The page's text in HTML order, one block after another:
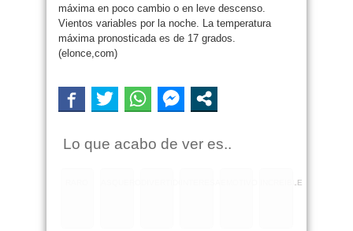
máxima en poco cambio o en leve descenso.
Vientos variables por la noche. La temperatura
máxima pronosticada es de 17 grados.
(elonce,com)
Lo que acabo de ver es..
INCREIBLE